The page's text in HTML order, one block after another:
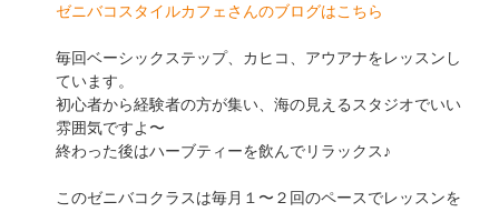
ゼニバコスタイルカフェさんのブログはこちら
毎回ベーシックステップ、カヒコ、アウアナをレッスンし
ています。
初心者から経験者の方が集い、海の見えるスタジオでいい
雰囲気ですよ〜
終わった後はハーブティーを飲んでリラックス♪
このゼニバコクラスは毎月１〜２回のペースでレッスンを